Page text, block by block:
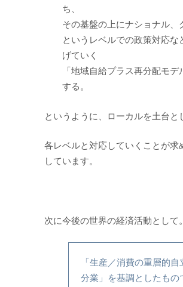
ち、
その基盤の上にナショナル、
というレベルでの政策対応な
げていく
「地域自給プラス再分配モ
する。
というように、ローカルを土台と
各レベルと対応していくことが求
しています。
次に今後の世界の経済活動として。
「生産／消費の重層的自
分業」を基調としたもの